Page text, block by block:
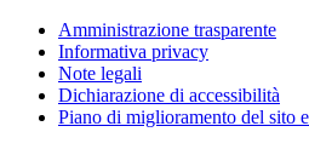
Amministrazione trasparente
Informativa privacy
Note legali
Dichiarazione di accessibilità
Piano di miglioramento del sito